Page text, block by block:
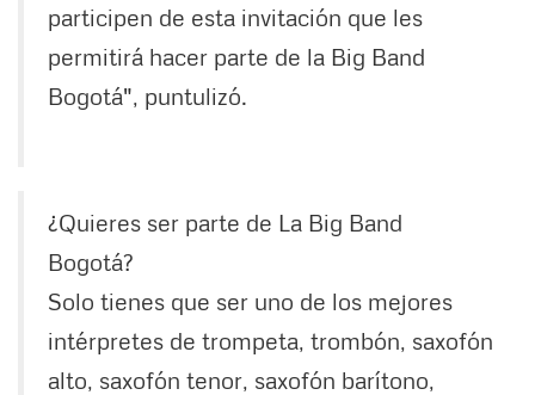
participen de esta invitación que les
permitirá hacer parte de la Big Band
Bogotá", puntulizó.
¿Quieres ser parte de La Big Band
Bogotá?
Solo tienes que ser uno de los mejores
intérpretes de trompeta, trombón, saxofón
alto, saxofón tenor, saxofón barítono,